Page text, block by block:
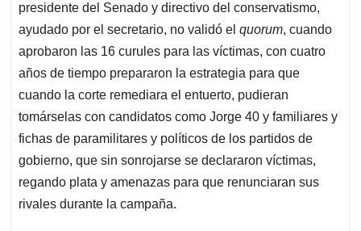
presidente del Senado y directivo del conservatismo,
ayudado por el secretario, no validó el quorum, cuando
aprobaron las 16 curules para las víctimas, con cuatro
años de tiempo prepararon la estrategia para que
cuando la corte remediara el entuerto, pudieran
tomárselas con candidatos como Jorge 40 y familiares y
fichas de paramilitares y políticos de los partidos de
gobierno, que sin sonrojarse se declararon víctimas,
regando plata y amenazas para que renunciaran sus
rivales durante la campaña.